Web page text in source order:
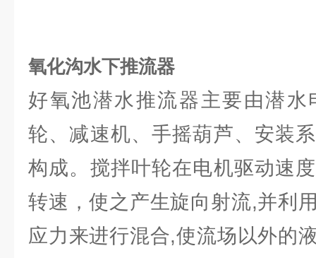
氧化沟水下推流器
好氧池潜水推流器主要由潜
轮、减速机、手摇葫芦、安装
构成。搅拌叶轮在电机驱动速
转速，使之产生旋向射流,并利
应力来进行混合,使流场以外的